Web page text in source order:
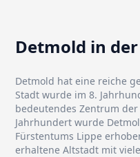
Detmold in
Detmold hat eine reiche
Stadt wurde im 8.
bedeutendes Zentrum
Jahrhundert wurde
Fürstentums Lippe
erhaltene Altstadt mit